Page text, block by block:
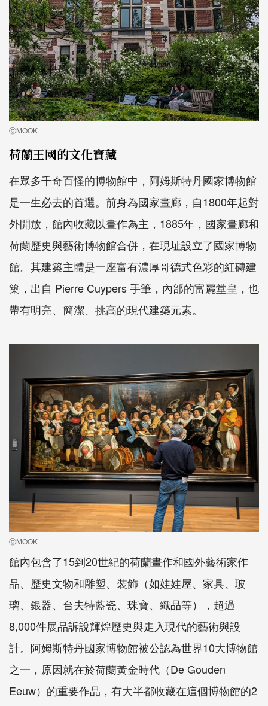
ⓒMOOK
荷蘭王國的文化寶藏
在眾多千奇百怪的博物館中，阿姆斯特丹國家博物館
是一生必去的首選。前身為國家畫廊，自1800年起對
外開放，館內收藏以畫作為主，1885年，國家畫廊和
荷蘭歷史與藝術博物館合併，在現址設立了國家博物
館。其建築主體是一座富有濃厚哥德式色彩的紅磚建
築，出自 Pierre Cuypers 手筆，內部的富麗堂皇，也
帶有明亮、簡潔、挑高的現代建築元素。
ⓒMOOK
館內包含了15到20世紀的荷蘭畫作和國外藝術家作
品、歷史文物和雕塑、裝飾（如娃娃屋、家具、玻
璃、銀器、台夫特藍瓷、珠寶、織品等），超過
8,000件展品訴說輝煌歷史與走入現代的藝術與設
計。阿姆斯特丹國家博物館被公認為世界10大博物館
之一，原因就在於荷蘭黃金時代（De Gouden
Eeuw）的重要作品，有大半都收藏在這個博物館的2